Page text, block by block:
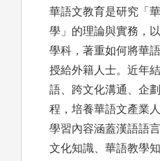
華語文教育是研究「
學」的理論與實務，
學科，著重如何將華
授給外籍人士。近年
語、跨文化溝通、企
程，培養華語文產業人
學習內容涵蓋漢語語
文化知識、華語教學